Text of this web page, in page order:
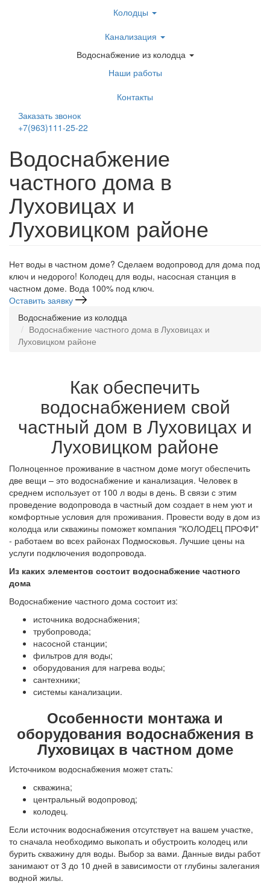
Колодцы
Канализация
Водоснабжение из колодца
Наши работы
Контакты
Заказать звонок
+7(963)111-25-22
Водоснабжение
частного дома в
Луховицах и
Луховицком районе
Нет воды в частном доме? Сделаем водопровод для дома под
ключ и недорого! Колодец для воды, насосная станция в
частном доме. Вода 100% под ключ.
Оставить заявку
Водоснабжение из колодца
Водоснабжение частного дома в Луховицах и
Луховицком районе
Как обеспечить
водоснабжением свой
частный дом в Луховицах и
Луховицком районе
Полноценное проживание в частном доме могут обеспечить
две вещи – это водоснабжение и канализация. Человек в
среднем использует от 100 л воды в день. В связи с этим
проведение водопровода в частный дом создает в нем уют и
комфортные условия для проживания. Провести воду в дом из
колодца или скважины поможет компания "КОЛОДЕЦ ПРОФИ"
- работаем во всех районах Подмосковья. Лучшие цены на
услуги подключения водопровода.
Из каких элементов состоит водоснабжение частного
дома
Водоснабжение частного дома состоит из:
источника водоснабжения;
трубопровода;
насосной станции;
фильтров для воды;
оборудования для нагрева воды;
сантехники;
системы канализации.
Особенности монтажа и
оборудования водоснабжения в
Луховицах в частном доме
Источником водоснабжения может стать:
скважина;
центральный водопровод;
колодец.
Если источник водоснабжения отсутствует на вашем участке,
то сначала необходимо выкопать и обустроить колодец или
бурить скважину для воды. Выбор за вами. Данные виды работ
занимают от 3 до 10 дней в зависимости от глубины залегания
водной жилы.